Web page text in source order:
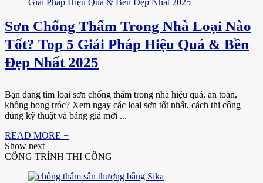
Sơn Chống Thấm Trong Nhà Loại Nào
Tốt? Top 5 Giải Pháp Hiệu Quả & Bền
Đẹp Nhất 2025
Bạn đang tìm loại sơn chống thấm trong nhà hiệu quả, an toàn,
không bong tróc? Xem ngay các loại sơn tốt nhất, cách thi công
đúng kỹ thuật và bảng giá mới ...
READ MORE +
Show next
CÔNG TRÌNH THI CÔNG